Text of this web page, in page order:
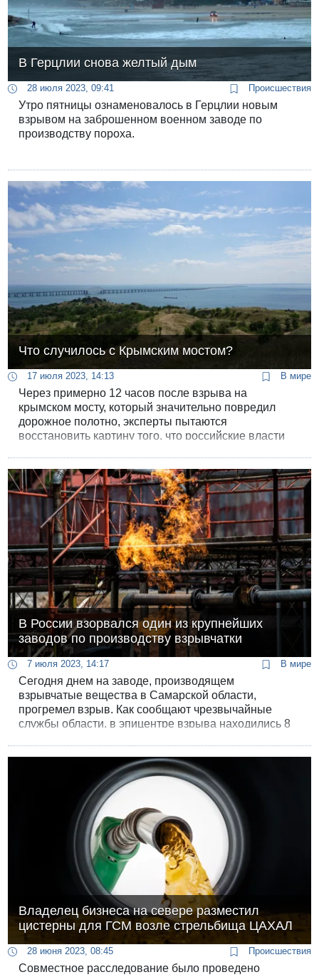
В Герцлии снова желтый дым
28 июля 2023, 09:41 Происшествия
Утро пятницы ознаменовалось в Герцлии новым
взрывом на заброшенном военном заводе по
производству пороха.
Что случилось с Крымским мостом?
17 июля 2023, 14:13 В мире
Через примерно 12 часов после взрыва на
крымском мосту, который значительно повредил
дорожное полотно, эксперты пытаются
восстановить картину того, что российские власти
В России взорвался один из крупнейших
заводов по производству взрывчатки
7 июля 2023, 14:17 В мире
Сегодня днем на заводе, производящем
взрывчатые вещества в Самарской области,
прогремел взрыв. Как сообщают чрезвычайные
службы области, в эпицентре взрыва находились 8
Владелец бизнеса на севере разместил
цистерны для ГСМ возле стрельбища ЦАХАЛ
28 июня 2023, 08:45 Происшествия
Совместное расследование было проведено